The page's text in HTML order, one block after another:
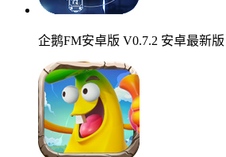
企鹅FM安卓版 V0.7.2 安卓最新版